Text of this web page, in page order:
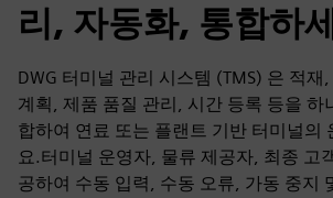
리, 자동화, 통합하
DWG 터미널 관리 시스템 (TMS) 은 적
계획, 제품 품질 관리, 시간 등록 등을 하
합하여 연료 또는 플랜트 기반 터미널의
요.터미널 운영자, 물류 제공자, 최종 고
공하여 수동 입력, 수동 오류, 가동 중지